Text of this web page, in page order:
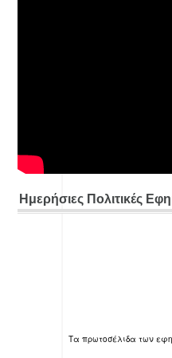
Ημερήσιες Πολιτικές
Τα πρωτοσέλιδα των